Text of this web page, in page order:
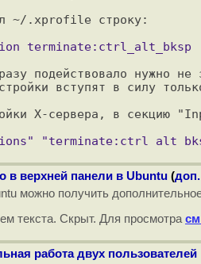
~/.xprofile строку:
подействовало нужно не
вступят в силу
X-сервера, в секцию
в верхней панели в Ubuntu (
можно получить
текста. Скрыт. Для просмотра
работа двух